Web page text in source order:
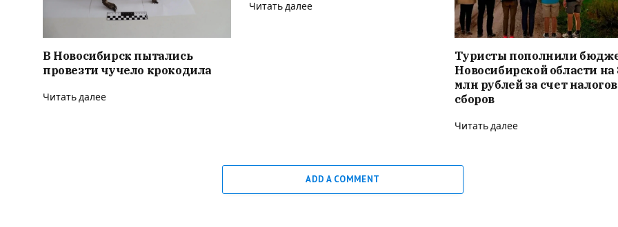
В Новосибирск пытались
провезти чучело крокодила
Читать далее
Читать далее
Туристы пополнили
Новосибирской области на
млн рублей за счет
сборов
Читать далее
ADD A COMMENT